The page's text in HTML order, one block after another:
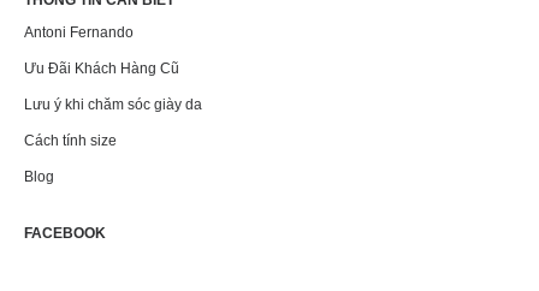
Antoni Fernando
Ưu Đãi Khách Hàng Cũ
Lưu ý khi chăm sóc giày da
Cách tính size
Blog
FACEBOOK